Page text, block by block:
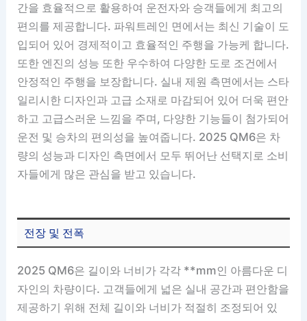
간을 효율적으로 활용하여 운전자와 승객들에게 최고의
편의를 제공합니다. 파워트레인 면에서는 최신 기술이 도
입되어 있어 경제적이고 효율적인 주행을 가능케 합니다.
또한 엔진의 성능 또한 우수하여 다양한 도로 조건에서
안정적인 주행을 보장합니다. 실내 제원 측면에서는 스타
일리시한 디자인과 고급 소재로 마감되어 있어 더욱 편안
하고 고급스러운 느낌을 주며, 다양한 기능들이 첨가되어
운전 및 승차의 편의성을 높여줍니다. 2025 QM6은 차
량의 성능과 디자인 측면에서 모두 뛰어난 선택지로 소비
자들에게 많은 관심을 받고 있습니다.
전장 및 전폭
2025 QM6은 길이와 너비가 각각 **mm인 아름다운 디
자인의 차량이다. 고객들에게 넓은 실내 공간과 편안함을
제공하기 위해 전체 길이와 너비가 적절히 조정되어 있